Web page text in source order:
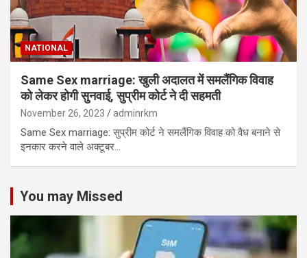
NATIONAL
Same Sex marriage: खुली अदालत में समलैंगिक विवाह
को लेकर होगी सुनवाई, सुप्रीम कोर्ट ने दी सहमती
November 26, 2023 adminrkm
Same Sex marriage: सुप्रीम कोर्ट ने समलैंगिक विवाह को वैध बनाने से
इनकार करने वाले अक्टूबर…
You may Missed